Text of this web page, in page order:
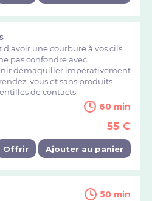
une courbure à vos cils
pas confondre avec
démaquiller impérativement
vous et sans produits
de contacts.
60 min
55 €
Offrir Ajouter au panier
50 min